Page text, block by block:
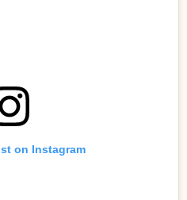
on Instagram